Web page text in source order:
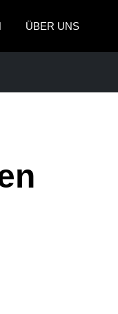
ÜBER UNS